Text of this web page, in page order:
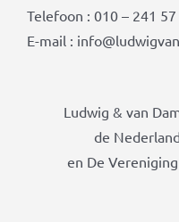
Telefoon : 010 – 241 57
E-mail :
Ludwig & van
de
en De